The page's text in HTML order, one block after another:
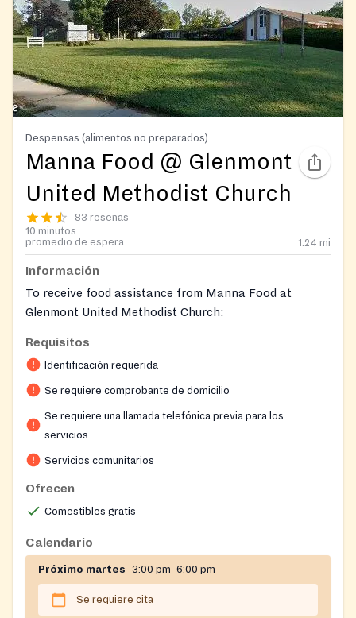
Despensas (alimentos no preparados)
Manna Food @ Glenmont
United Methodist Church
83 reseñas
10 minutos
promedio de espera
1.24 mi
Información
To receive food assistance from Manna Food at
Glenmont United Methodist Church:
Eligibility:
Your household income must fall below what is
necessary for self-sufficiency.
Scheduling an Order:
Please call Manna's main office at (301) 424-
AM to 4:00 PM.
You must call by 12:00 PM the day
ready.
Food Pick-Up:
Bring a photo ID that includes your current
Montgomery County address, or provide a
Requisitos
Identificación requerida
Se requiere comprobante de domicilio
Se requiere una llamada telefónica previa para los
servicios.
Servicios comunitarios
Ofrecen
Comestibles gratis
Calendario
Próximo martes 3:00 pm–6:00 pm
Se requiere cita